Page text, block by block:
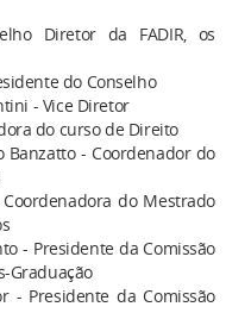
Diretor da FADIR, os
do Conselho
- Vice Diretor
do curso de Direito
Banzatto - Coordenador do
do Mestrado
- Presidente da Comissão
Graduação
- Presidente da Comissão